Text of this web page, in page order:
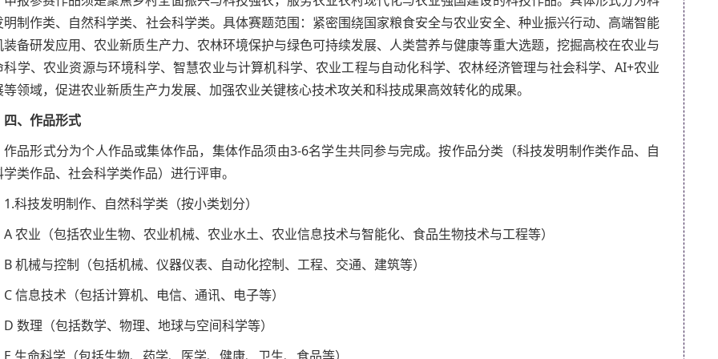
明制作类、自然科学类、社会科学类。具体赛题范围：紧密围绕国家粮食安全与农业安全、种业振兴行动、高端智能
装备研发应用、农业新质生产力、农林环境保护与绿色可持续发展、人类营养与健康等重大选题，挖掘高校在农业与
科学、农业资源与环境科学、智慧农业与计算机科学、农业工程与自动化科学、农林经济管理与社会科学、AI+农业
等领域，促进农业新质生产力发展、加强农业关键核心技术攻关和科技成果高效转化的成果。
四、作品形式
作品形式分为个人作品或集体作品，集体作品须由3-6名学生共同参与完成。按作品分类（科技发明制作类作品、自
类作品、社会科学类作品）进行评审。
1.科技发明制作、自然科学类（按小类划分）
A 农业（包括农业生物、农业机械、农业水土、农业信息技术与智能化、食品生物技术与工程等）
B 机械与控制（包括机械、仪器仪表、自动化控制、工程、交通、建筑等）
C 信息技术（包括计算机、电信、通讯、电子等）
D 数理（包括数学、物理、地球与空间科学等）